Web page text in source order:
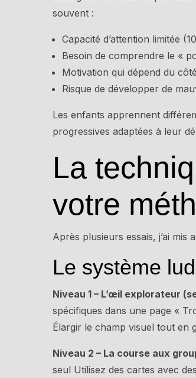
souvent :
Capacité d’attention limitée
Besoin de comprendre le «
Motivation qui dépend du
Risque de développer de
Les enfants apprennent
progressives adaptées à leur
La
votre
Après plusieurs essais, j’ai mis
Le système
Niveau 1 – L’œil explorateur
spécifiques dans une page «
Élargir le champ visuel tout en
Niveau 2 – La course aux
seul Utilisez des cartes avec